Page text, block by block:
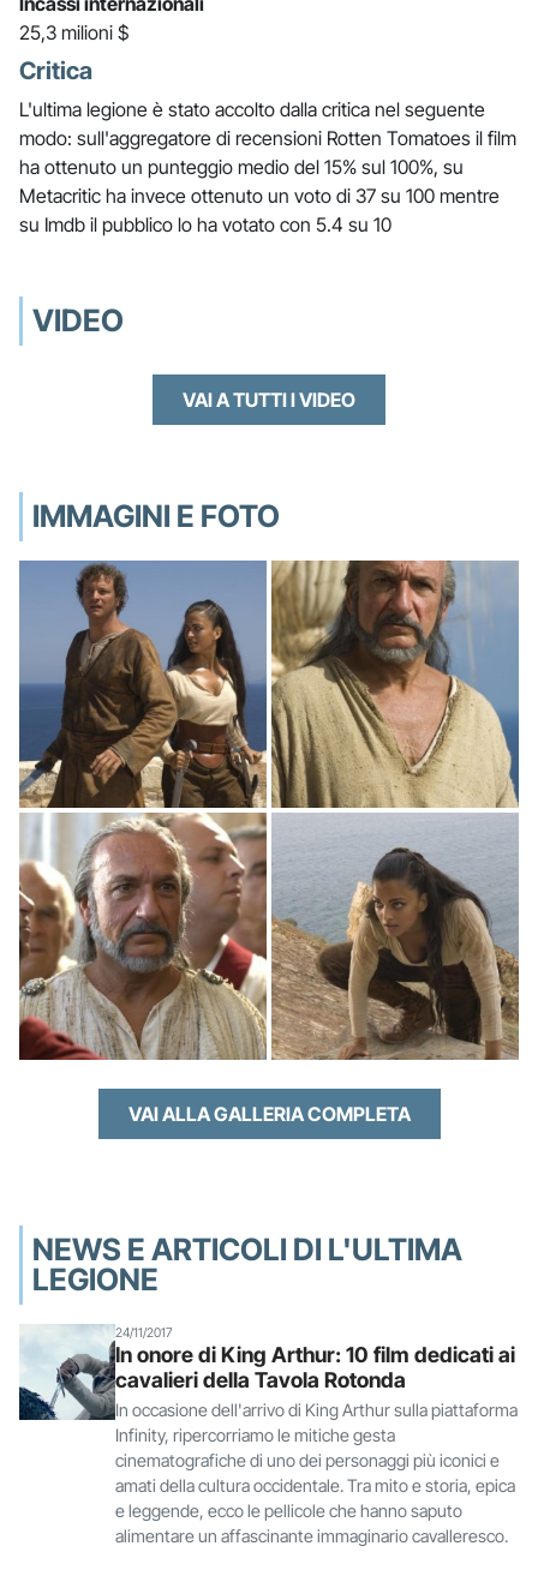
25,3 milioni $
Critica
L'ultima legione è stato accolto dalla critica nel seguente
modo: sull'aggregatore di recensioni Rotten Tomatoes il film
ha ottenuto un punteggio medio del 15% sul 100%, su
Metacritic ha invece ottenuto un voto di 37 su 100 mentre
su Imdb il pubblico lo ha votato con 5.4 su 10
VIDEO
VAI A TUTTI I VIDEO
IMMAGINI E FOTO
VAI ALLA GALLERIA COMPLETA
NEWS E ARTICOLI DI L'ULTIMA
LEGIONE
24/11/2017
In onore di King Arthur: 10 film dedicati ai
cavalieri della Tavola Rotonda
In occasione dell'arrivo di King Arthur sulla piattaforma
Infinity, ripercorriamo le mitiche gesta
cinematografiche di uno dei personaggi più iconici e
amati della cultura occidentale. Tra mito e storia, epica
e leggende, ecco le pellicole che hanno saputo
alimentare un affascinante immaginario cavalleresco.